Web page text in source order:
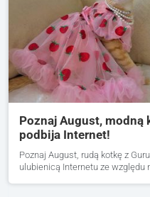
Poznaj August, modną
podbija Internet!
Poznaj August, rudą kotkę z
ulubienicą Internetu ze względu